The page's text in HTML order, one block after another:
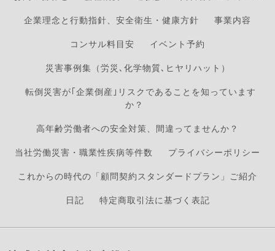
企業理念と行動指針、安全衛生・健康方針
事業内容
コンサル料目安
イベント予約
災害事例集（労災､化学物質､ヒヤリハット）
転倒災害が｢企業倒産｣リスクであることを知っています
か？
高年齢労働者への安全対策、間違ってませんか？
当社労働災害・職業性疾病等件数
プライバシーポリシー
これからの時代の「顧問契約スタンダードプラン」ご紹介
日記
特定商取引法に基づく表記